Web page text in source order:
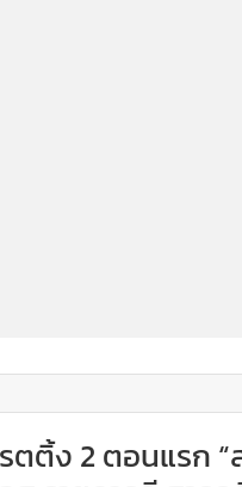
ตติ้ง 2 ตอนแรก